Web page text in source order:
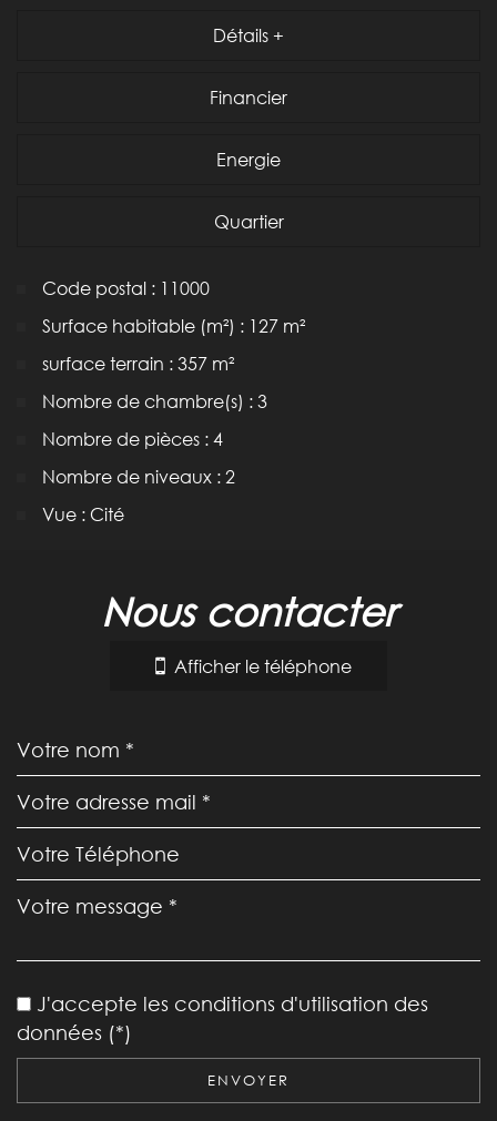
Détails +
Financier
Energie
Quartier
Code postal : 11000
Surface habitable (m²) : 127 m²
surface terrain : 357 m²
Nombre de chambre(s) : 3
Nombre de pièces : 4
Nombre de niveaux : 2
Vue : Cité
Bar
Cinéma
Collège
nous contacter
Afficher le téléphone
J'accepte les conditions d'utilisation des
données (*)
ENVOYER